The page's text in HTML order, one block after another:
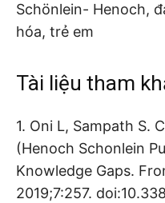
Schönlein- Henoch,
hóa, trẻ em
Tài liệu tham
1. Oni L, Sampath S.
(Henoch Schonlein
Knowledge Gaps.
2019;7:257.